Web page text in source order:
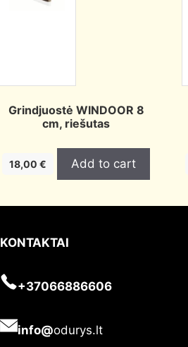
Grindjuostė WINDOOR 8
cm, riešutas
18,00€ Add to cart
KONTAKTAI
+37066886606
info@odurys.lt